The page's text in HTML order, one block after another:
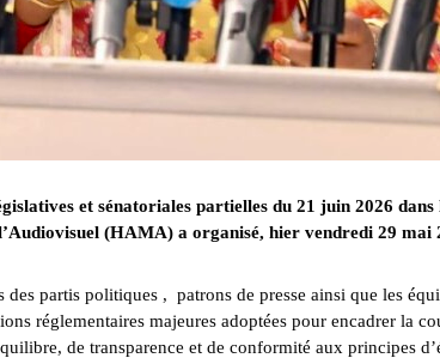
et sénatoriales partielles du 21 juin 2026
(HAMA) a organisé, hier vendredi 29 mai
des partis politiques , patrons de presse ainsi que les
réglementaires majeures adoptées pour encadrer la
de transparence et de conformité aux principes